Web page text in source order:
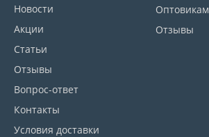
Новости
Акции
Статьи
Отзывы
Вопрос-ответ
Контакты
Условия доставки
Оптовикам
Отзывы